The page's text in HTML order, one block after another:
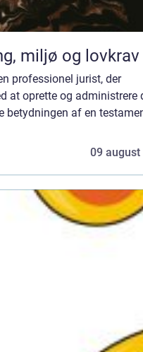
miljø og lovkrav
professionel jurist, der
at oprette og administrere
betydningen af en
09 august